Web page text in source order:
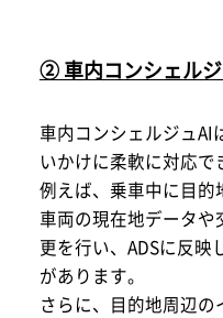
② 車内コンシェル
車内コンシェルジュAI
いかけに柔軟に対応で
例えば、乗車中に目的
車両の現在地データや
更を行い、ADSに反映
があります。
さらに、目的地周辺